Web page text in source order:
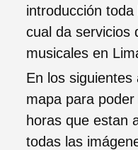
introducción
cual da servicios
musicales en
En los siguientes
mapa para
horas que estan
todas las